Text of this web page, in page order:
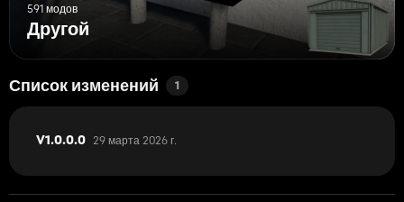
591 модов
Другой
Список изменений 1
V1.0.0.0 29 марта 2026 г.